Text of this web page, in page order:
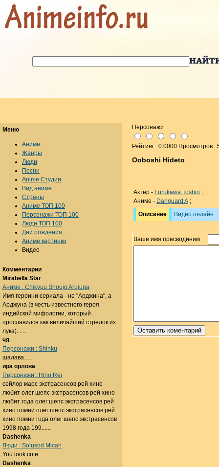
Персонажи
Рейтинг : 0.0000 Просмотров :
Ooboshi Hideto
Актёр - Furukawa Toshio ;
Аниме - Danguard A ;
Описание
Видео онлайн
Ваше имя пресводиним
Меню
Аниме
Жанры
Люди
Песни
Anime Студии
Вид аниме
Страны
Аниме ТОП 100
Персонажи ТОП 100
Люди ТОП 100
Дни рождения
Аниме картинки
Видео
Комментарии
Mirabella Star
Аниме : Chikyuu Shoujo Arujuna
Имя героини сериала - не "Арджина", а
Арджуна (в честь известного героя
индийской мифологии, который
прославился как величайший стрелок из
лука).......
чя
Персонажи : Shinku
шалава......
ира орлова
Персонажи : Hino Rei
сейлор марс экстрасенсов рей хино
любит олег шепс экстрасенсов рей хино
любит года олег шепс экстрасенсов рей
хино помни олег шепс экстрасенсов рей
хино помни года олег шепс экстрасенсов
1998 года 199......
Dashenka
Люди : Solusod Micah
You look cute ......
Dashenka